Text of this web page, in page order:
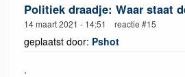
Politiek draadje: Waar staat
14 maart 2021 - 14:51 reactie #15
geplaatst door: Pshot
.